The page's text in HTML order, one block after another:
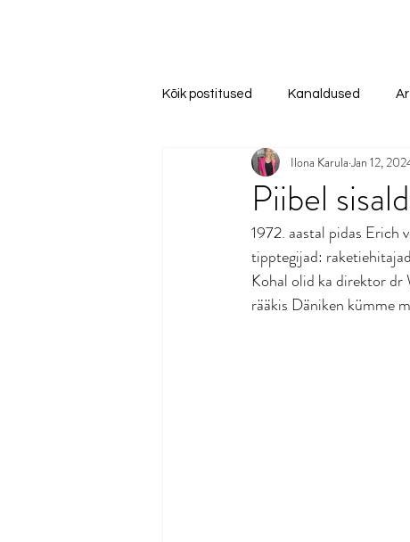
Kõik postitused Kanaldused
Piibel
Ilona Karula Jan 12,
1972. aastal pidas
tipptegijad:
Kohal olid ka direktor dr
rääkis Däniken kümme